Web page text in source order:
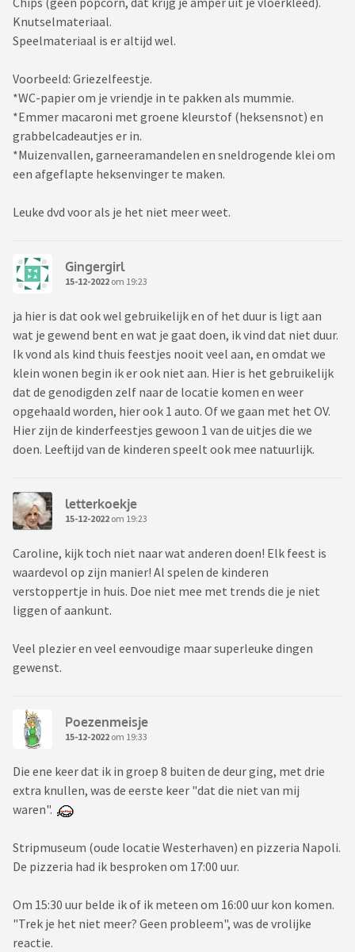
Knutselmateriaal.
Speelmateriaal is er altijd wel.
Voorbeeld: Griezelfeestje.
*WC-papier om je vriendje in te pakken als mummie.
*Emmer macaroni met groene kleurstof (heksensnot) en
grabbelcadeautjes er in.
*Muizenvallen, garneeramandelen en sneldrogende klei om
een afgeflapte heksenvinger te maken.
Leuke dvd voor als je het niet meer weet.
Gingergirl
15-12-2022 om 19:23
ja hier is dat ook wel gebruikelijk en of het duur is ligt aan
wat je gewend bent en wat je gaat doen, ik vind dat niet duur.
Ik vond als kind thuis feestjes nooit veel aan, en omdat we
klein wonen begin ik er ook niet aan. Hier is het gebruikelijk
dat de genodigden zelf naar de locatie komen en weer
opgehaald worden, hier ook 1 auto. Of we gaan met het OV.
Hier zijn de kinderfeestjes gewoon 1 van de uitjes die we
doen. Leeftijd van de kinderen speelt ook mee natuurlijk.
letterkoekje
15-12-2022 om 19:23
Caroline, kijk toch niet naar wat anderen doen! Elk feest is
waardevol op zijn manier! Al spelen de kinderen
verstoppertje in huis. Doe niet mee met trends die je niet
liggen of aankunt.
Veel plezier en veel eenvoudige maar superleuke dingen
gewenst.
Poezenmeisje
15-12-2022 om 19:33
Die ene keer dat ik in groep 8 buiten de deur ging, met drie
extra knullen, was de eerste keer "dat die niet van mij
waren".
Stripmuseum (oude locatie Westerhaven) en pizzeria Napoli.
De pizzeria had ik besproken om 17:00 uur.
Om 15:30 uur belde ik of ik meteen om 16:00 uur kon komen.
"Trek je het niet meer? Geen probleem", was de vrolijke
reactie.